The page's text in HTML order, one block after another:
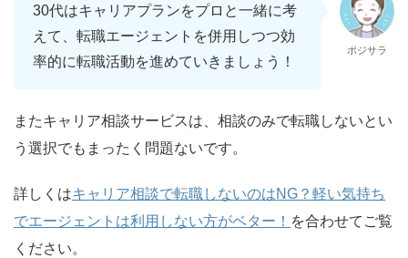
30代はキャリアプランをプロと一緒に考
えて、転職エージェントを併用しつつ効
率的に転職活動を進めていきましょう！
ポジサラ
またキャリア相談サービスは、相談のみで転職しないとい
う選択でもまったく問題ないです。
詳しくはキャリア相談で転職しないのはNG？軽い気持ち
でエージェントは利用しない方がベター！ を合わせてご覧
ください。